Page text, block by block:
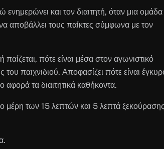
και τον διαιτητή, όταν μια ομάδα
αποβάλλει τους παίκτες σύμφωνα με τον
πότε είναι μέσα στον αγωνιστικό
παιχνιδιού. Αποφασίζει πότε είναι
αφορά τα διαιτητικά καθήκοντα.
μέρη των 15 λεπτών και 5 λεπτά